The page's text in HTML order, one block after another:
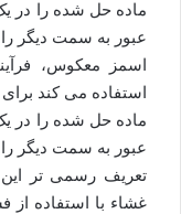
ماده حل شده را در
عبور به سمت دیگر
اسمز معکوس،
استفاده می کند
ماده حل شده را در
عبور به سمت دیگر
تعریف رسمی تر این
غشاء با استفاده